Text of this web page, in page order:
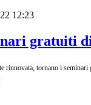
12:23
gratuiti
rinnovata, tornano i